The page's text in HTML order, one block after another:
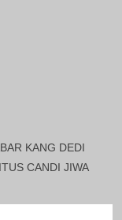
KANG DEDI
CANDI JIWA